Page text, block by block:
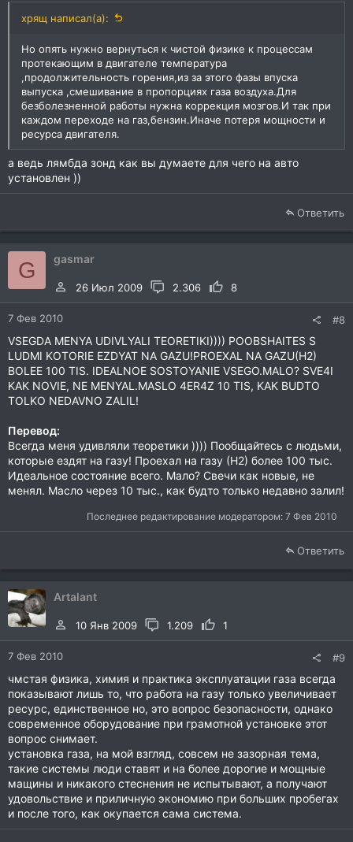
хрящ написал(а):
Но опять нужно вернуться к чистой физике к процессам
протекающим в двигателе температура
,продолжительность горения,из за этого фазы впуска
выпуска ,смешивание в пропорциях газа воздуха.Для
безболезненной работы нужна коррекция мозгов.И так при
каждом переходе на газ,бензин.Иначе потеря мощности и
ресурса двигателя.
а ведь лямбда зонд как вы думаете для чего на авто
установлен ))
Ответить
G gasmar
26 Июл 2009 2.306 8
7 Фев 2010 #8
VSEGDA MENYA UDIVLYALI TEORETIKI)))) POOBSHAITES S
LUDMI KOTORIE EZDYAT NA GAZU!PROEXAL NA GAZU(H2)
BOLEE 100 TIS. IDEALNOE SOSTOYANIE VSEGO.MALO? SVE4I
KAK NOVIE, NE MENYAL.MASLO 4ER4Z 10 TIS, KAK BUDTO
TOLKO NEDAVNO ZALIL!
Перевод:
Всегда меня удивляли теоретики )))) Пообщайтесь с людьми,
которые ездят на газу! Проехал на газу (Н2) более 100 тыс.
Идеальное состояние всего. Мало? Свечи как новые, не
менял. Масло через 10 тыс., как будто только недавно залил!
Последнее редактирование модератором: 7 Фев 2010
Ответить
Artalant
10 Янв 2009 1.209 1
7 Фев 2010 #9
чмстая физика, химия и практика эксплуатации газа всегда
показывают лишь то, что работа на газу только увеличивает
ресурс, единственное но, это вопрос безопасности, однако
современное оборудование при грамотной установке этот
вопрос снимает.
установка газа, на мой взгляд, совсем не зазорная тема,
такие системы люди ставят и на более дорогие и мощные
мащины и никакого стеснения не испытывают, а получают
удовольствие и приличную экономию при больших пробегах
и после того, как окупается сама система.